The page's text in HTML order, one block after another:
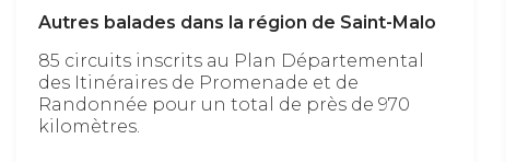
Autres balades dans la région de Saint-Malo
85 circuits inscrits au Plan Départemental
des Itinéraires de Promenade et de
Randonnée pour un total de près de 970
kilomètres.